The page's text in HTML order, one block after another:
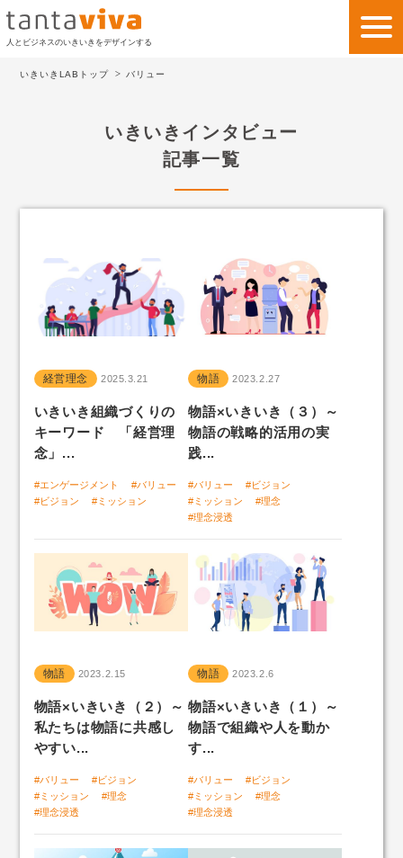
人とビジネスのいきいきをデザインする
私たちの考え方
私たちのビジネス
会社情報
いきいきLAB
お問い合わせ
「自社ファン度」組織サーベイ
人と組織のいきいき好循環
いきいきLABトップ バリュー
いきいきインタビュー
記事一覧
経営理念 2025.3.21
いきいき組織づくりの
キーワード 「経営理
念」...
#エンゲージメント
#バリュー
#ビジョン
#ミッション
物語 2023.2.27
物語×いきいき（３）～
物語の戦略的活用の実
践...
#バリュー
#ビジョン
#ミッション
#理念
#理念浸透
物語 2023.2.15
物語×いきいき（２）～
私たちは物語に共感し
やすい...
#バリュー
#ビジョン
#ミッション
#理念
#理念浸透
物語 2023.2.6
物語×いきいき（１）～
物語で組織や人を動か
す...
#バリュー
#ビジョン
#ミッション
#理念
#理念浸透